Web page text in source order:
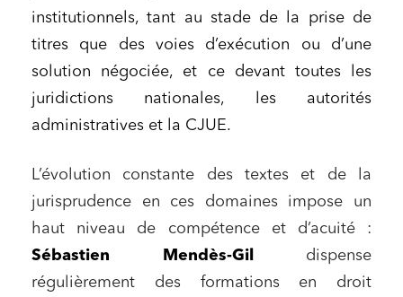
institutionnels, tant au stade de la prise de
titres que des voies d’exécution ou d’une
solution négociée, et ce devant toutes les
juridictions nationales, les autorités
administratives et la CJUE.
L’évolution constante des textes et de la
jurisprudence en ces domaines impose un
haut niveau de compétence et d’acuité :
Sébastien Mendès-Gil
dispense
régulièrement des formations en droit